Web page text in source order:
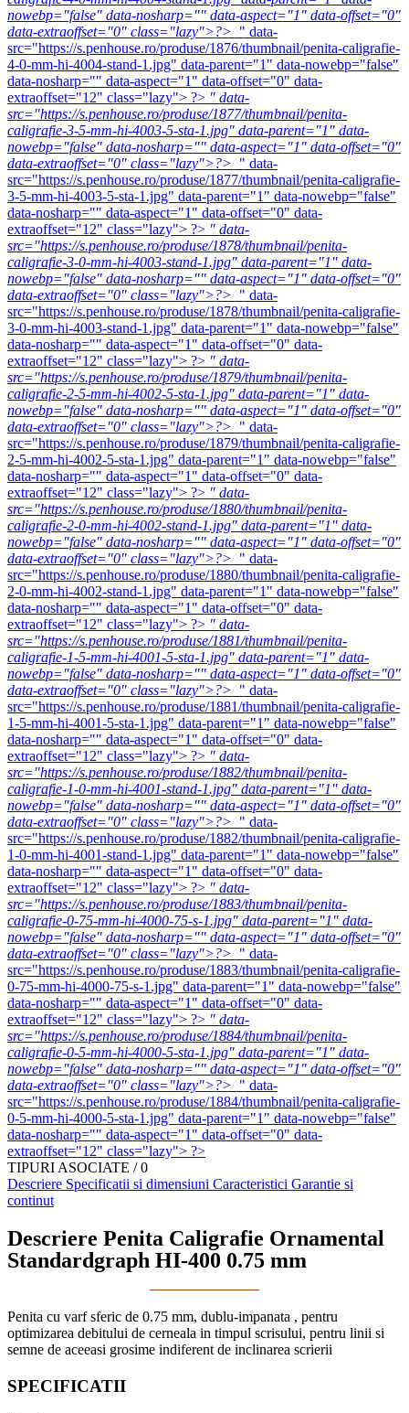
nowebp="false" data-nosharp="" data-aspect="1" data-offset="0"
data-extraoffset="0" class="lazy">?> " data-
src="https://s.penhouse.ro/produse/1876/thumbnail/penita-caligrafie-
4-0-mm-hi-4004-stand-1.jpg" data-parent="1" data-nowebp="false"
data-nosharp="" data-aspect="1" data-offset="0" data-
extraoffset="12" class="lazy"> ?> " data-
src="https://s.penhouse.ro/produse/1877/thumbnail/penita-
caligrafie-3-5-mm-hi-4003-5-sta-1.jpg" data-parent="1" data-
nowebp="false" data-nosharp="" data-aspect="1" data-offset="0"
data-extraoffset="0" class="lazy">?> " data-
src="https://s.penhouse.ro/produse/1877/thumbnail/penita-caligrafie-
3-5-mm-hi-4003-5-sta-1.jpg" data-parent="1" data-nowebp="false"
data-nosharp="" data-aspect="1" data-offset="0" data-
extraoffset="12" class="lazy"> ?> " data-
src="https://s.penhouse.ro/produse/1878/thumbnail/penita-
caligrafie-3-0-mm-hi-4003-stand-1.jpg" data-parent="1" data-
nowebp="false" data-nosharp="" data-aspect="1" data-offset="0"
data-extraoffset="0" class="lazy">?> " data-
src="https://s.penhouse.ro/produse/1878/thumbnail/penita-caligrafie-
3-0-mm-hi-4003-stand-1.jpg" data-parent="1" data-nowebp="false"
data-nosharp="" data-aspect="1" data-offset="0" data-
extraoffset="12" class="lazy"> ?> " data-
src="https://s.penhouse.ro/produse/1879/thumbnail/penita-
caligrafie-2-5-mm-hi-4002-5-sta-1.jpg" data-parent="1" data-
nowebp="false" data-nosharp="" data-aspect="1" data-offset="0"
data-extraoffset="0" class="lazy">?> " data-
src="https://s.penhouse.ro/produse/1879/thumbnail/penita-caligrafie-
2-5-mm-hi-4002-5-sta-1.jpg" data-parent="1" data-nowebp="false"
data-nosharp="" data-aspect="1" data-offset="0" data-
extraoffset="12" class="lazy"> ?> " data-
src="https://s.penhouse.ro/produse/1880/thumbnail/penita-
caligrafie-2-0-mm-hi-4002-stand-1.jpg" data-parent="1" data-
nowebp="false" data-nosharp="" data-aspect="1" data-offset="0"
data-extraoffset="0" class="lazy">?> " data-
src="https://s.penhouse.ro/produse/1880/thumbnail/penita-caligrafie-
2-0-mm-hi-4002-stand-1.jpg" data-parent="1" data-nowebp="false"
data-nosharp="" data-aspect="1" data-offset="0" data-
extraoffset="12" class="lazy"> ?> " data-
src="https://s.penhouse.ro/produse/1881/thumbnail/penita-
caligrafie-1-5-mm-hi-4001-5-sta-1.jpg" data-parent="1" data-
nowebp="false" data-nosharp="" data-aspect="1" data-offset="0"
data-extraoffset="0" class="lazy">?> " data-
src="https://s.penhouse.ro/produse/1881/thumbnail/penita-caligrafie-
1-5-mm-hi-4001-5-sta-1.jpg" data-parent="1" data-nowebp="false"
data-nosharp="" data-aspect="1" data-offset="0" data-
extraoffset="12" class="lazy"> ?> " data-
src="https://s.penhouse.ro/produse/1882/thumbnail/penita-
caligrafie-1-0-mm-hi-4001-stand-1.jpg" data-parent="1" data-
nowebp="false" data-nosharp="" data-aspect="1" data-offset="0"
data-extraoffset="0" class="lazy">?> " data-
src="https://s.penhouse.ro/produse/1882/thumbnail/penita-caligrafie-
1-0-mm-hi-4001-stand-1.jpg" data-parent="1" data-nowebp="false"
data-nosharp="" data-aspect="1" data-offset="0" data-
extraoffset="12" class="lazy"> ?> " data-
src="https://s.penhouse.ro/produse/1883/thumbnail/penita-
caligrafie-0-75-mm-hi-4000-75-s-1.jpg" data-parent="1" data-
nowebp="false" data-nosharp="" data-aspect="1" data-offset="0"
data-extraoffset="0" class="lazy">?> " data-
src="https://s.penhouse.ro/produse/1883/thumbnail/penita-caligrafie-
0-75-mm-hi-4000-75-s-1.jpg" data-parent="1" data-nowebp="false"
data-nosharp="" data-aspect="1" data-offset="0" data-
extraoffset="12" class="lazy"> ?> " data-
src="https://s.penhouse.ro/produse/1884/thumbnail/penita-
caligrafie-0-5-mm-hi-4000-5-sta-1.jpg" data-parent="1" data-
nowebp="false" data-nosharp="" data-aspect="1" data-offset="0"
data-extraoffset="0" class="lazy">?> " data-
src="https://s.penhouse.ro/produse/1884/thumbnail/penita-caligrafie-
0-5-mm-hi-4000-5-sta-1.jpg" data-parent="1" data-nowebp="false"
data-nosharp="" data-aspect="1" data-offset="0" data-
extraoffset="12" class="lazy"> ?>
TIPURI ASOCIATE / 0
Descriere Specificatii si dimensiuni Caracteristici Garantie si
continut
Descriere Penita Caligrafie Ornamental
Standardgraph HI-400 0.75 mm
Penita cu varf sferic de 0.75 mm, dublu-impanata , pentru
optimizarea debitului de cerneala in timpul scrisului, pentru linii si
semne de aceeasi grosime indiferent de inclinarea scrierii
SPECIFICATII